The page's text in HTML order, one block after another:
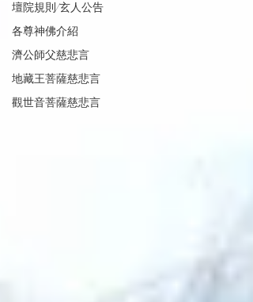
壇院規則/玄人公告
各尊神佛介紹
濟公師父慈悲言
地藏王菩薩慈悲言
觀世音菩薩慈悲言